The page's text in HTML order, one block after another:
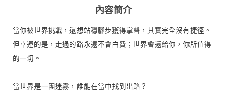
內容簡介
當你被世界挑戰，還想站穩腳步獲得掌聲，其實完全沒有捷徑。
但幸運的是，走過的路永遠不會白費；世界會還給你，你所值得
的一切。
當世界是一團迷霧，誰能在當中找到出路？